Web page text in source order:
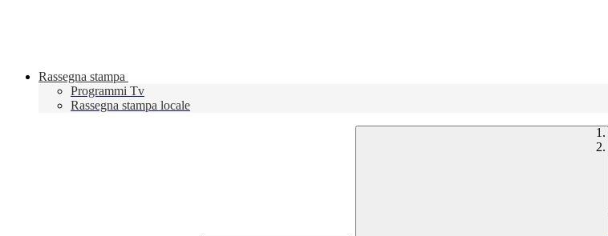
Rassegna stampa
Programmi Tv
Rassegna stampa locale